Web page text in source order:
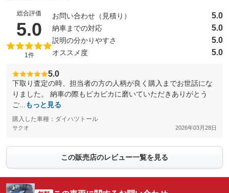
総合評価
5.0 （5点満点中）
1件
お問い合わせ（見積り） 5.0
納車までの対応 5.0
説明の分かりやすさ 5.0
オススメ度 5.0
5.0
下取り査定の時、担当者の方の人柄が良く購入までお世話にな
りました。 納車の際もピカピカに磨いていただきありがとう
ご...
もっと見る
購入した車種：ダイハツトール
サクオ 2026年03月28日
この販売店のレビュー一覧を見る